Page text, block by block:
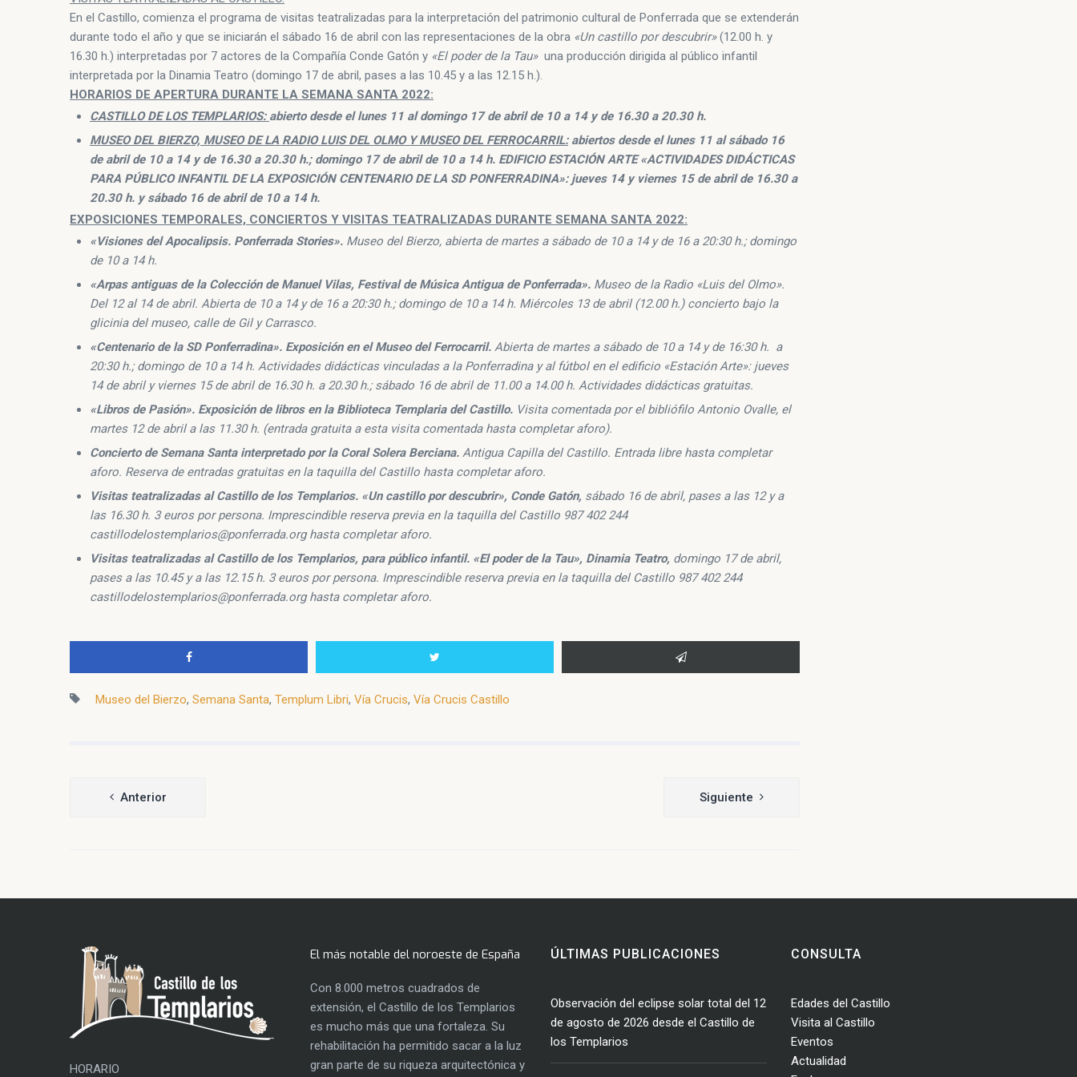
En el Castillo, comienza el programa de visitas teatralizadas para la interpretación del patrimonio cultural de Ponferrada que se extenderán
durante todo el año y que se iniciarán el sábado 16 de abril con las representaciones de la obra «Un castillo por descubrir»(12.00 h. y
16.30 h.) interpretadas por 7 actores de la Compañía Conde Gatón y «El poder de la Tau» una producción dirigida al público infantil
interpretada por la Dinamia Teatro (domingo 17 de abril, pases a las 10.45 y a las 12.15 h.).
HORARIOS DE APERTURA DURANTE LA SEMANA SANTA 2022:
CASTILLO DE LOS TEMPLARIOS: abierto desde el lunes 11 al domingo 17 de abril de 10 a 14 y de 16.30 a 20.30 h.
MUSEO DEL BIERZO, MUSEO DE LA RADIO LUIS DEL OLMO Y MUSEO DEL FERROCARRIL:abiertos desde el lunes 11 al sábado 16
de abril de 10 a 14 y de 16.30 a 20.30 h.; domingo 17 de abril de 10 a 14 h. EDIFICIO ESTACIÓN ARTE «ACTIVIDADES DIDÁCTICAS
PARA PÚBLICO INFANTIL DE LA EXPOSICIÓN CENTENARIO DE LA SD PONFERRADINA»: jueves 14 y viernes 15 de abril de 16.30 a
20.30 h. y sábado 16 de abril de 10 a 14 h.
EXPOSICIONES TEMPORALES, CONCIERTOS Y VISITAS TEATRALIZADAS DURANTE SEMANA SANTA 2022:
«Visiones del Apocalipsis. Ponferrada Stories». Museo del Bierzo, abierta de martes a sábado de 10 a 14 y de 16 a 20:30 h.; domingo
de 10 a 14 h.
«Arpas antiguas de la Colección de Manuel Vilas, Festival de Música Antigua de Ponferrada». Museo de la Radio «Luis del Olmo».
Del 12 al 14 de abril. Abierta de 10 a 14 y de 16 a 20:30 h.; domingo de 10 a 14 h. Miércoles 13 de abril (12.00 h.) concierto bajo la
glicinia del museo, calle de Gil y Carrasco.
«Centenario de la SD Ponferradina». Exposición en el Museo del Ferrocarril. Abierta de martes a sábado de 10 a 14 y de 16:30 h. a
20:30 h.; domingo de 10 a 14 h. Actividades didácticas vinculadas a la Ponferradina y al fútbol en el edificio «Estación Arte»: jueves
14 de abril y viernes 15 de abril de 16.30 h. a 20.30 h.; sábado 16 de abril de 11.00 a 14.00 h. Actividades didácticas gratuitas.
«Libros de Pasión». Exposiciónde libros en la Biblioteca Templaria del Castillo. Visita comentada por el bibliófilo Antonio Ovalle, el
martes 12 de abril a las 11.30 h. (entrada gratuita a esta visita comentada hasta completar aforo).
Concierto de Semana Santa interpretado por la Coral Solera Berciana. Antigua Capilla del Castillo. Entrada libre hasta completar
aforo. Reserva de entradas gratuitas en la taquilla del Castillo hasta completar aforo.
Visitas teatralizadas al Castillo de los Templarios. «Un castillo por descubrir», Conde Gatón, sábado 16 de abril, pases a las 12 y a
las 16.30 h. 3 euros por persona. Imprescindible reserva previa en la taquilla del Castillo 987 402 244
castillodelostemplarios@ponferrada.org hasta completar aforo.
Visitas teatralizadas al Castillo de los Templarios, para público infantil. «El poder de la Tau», Dinamia Teatro, domingo 17 de abril,
pases a las 10.45 y a las 12.15 h. 3 euros por persona. Imprescindible reserva previa en la taquilla del Castillo 987 402 244
castillodelostemplarios@ponferrada.org hasta completar aforo.
Museo del Bierzo, Semana Santa, Templum Libri, Vía Crucis, Vía Crucis Castillo
Navegación
Anterior Siguiente
HORARIO
El más notable del noroeste de España
Con 8.000 metros cuadrados de
extensión, el Castillo de los Templarios
es mucho más que una fortaleza. Su
rehabilitación ha permitido sacar a la luz
gran parte de su riqueza arquitectónica y
ÚLTIMAS PUBLICACIONES
Observación del eclipse solar total del 12
de agosto de 2026 desde el Castillo de
los Templarios
CONSULTA
Edades del Castillo
Visita al Castillo
Eventos
Actualidad